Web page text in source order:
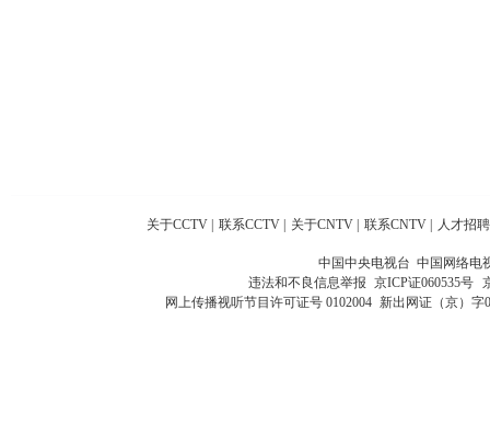
关于CCTV 联系CCTV 关于CNTV 联系CNTV 人才招聘
中国中央电视台 中国网络电
违法和不良信息举报 京ICP证060535号
网上传播视听节目许可证号 0102004 新出网证（京）